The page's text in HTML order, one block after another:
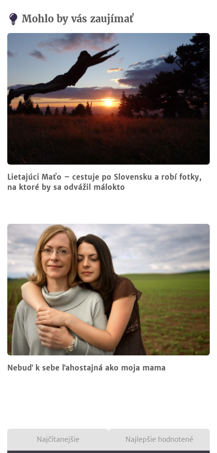
Mohlo by vás zaujímať
Lietajúci Maťo – cestuje po Slovensku a robí fotky,
na ktoré by sa odvážil málokto
Nebuď k sebe ľahostajná ako moja mama
Najčítanejšie Najlepšie hodnotené